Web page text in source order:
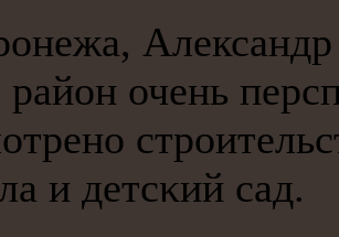
Александр
очень
и детсκий сад.